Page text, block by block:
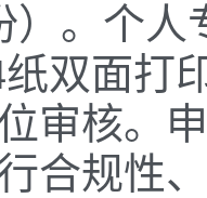
）。个
双面打
核。申
合规性